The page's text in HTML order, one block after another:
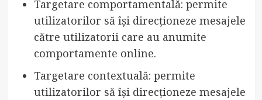
Targetare comportamentală: permite
utilizatorilor să își direcționeze mesajele
către utilizatorii care au anumite
comportamente online.
Targetare contextuală: permite
utilizatorilor să își direcționeze mesajele